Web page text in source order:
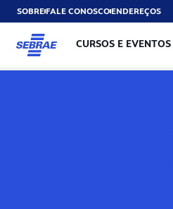
SOBREFALE CONOSCOENDEREÇOS
CURSOS E EVENTOS